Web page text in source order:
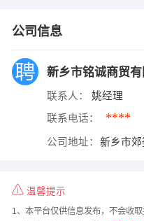
公司信息
新乡市铭诚商贸有
联系人： 姚经理
联系电话： ****
公司地址： 新乡市郊
温馨提示
1、本平台仅供信息发布，不会收